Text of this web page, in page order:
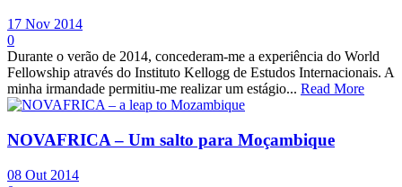
17 Nov 2014
0
Durante o verão de 2014, concederam-me a experiência do World
Fellowship através do Instituto Kellogg de Estudos Internacionais. A
minha irmandade permitiu-me realizar um estágio... Read More
NOVAFRICA – Um salto para Moçambique
08 Out 2014